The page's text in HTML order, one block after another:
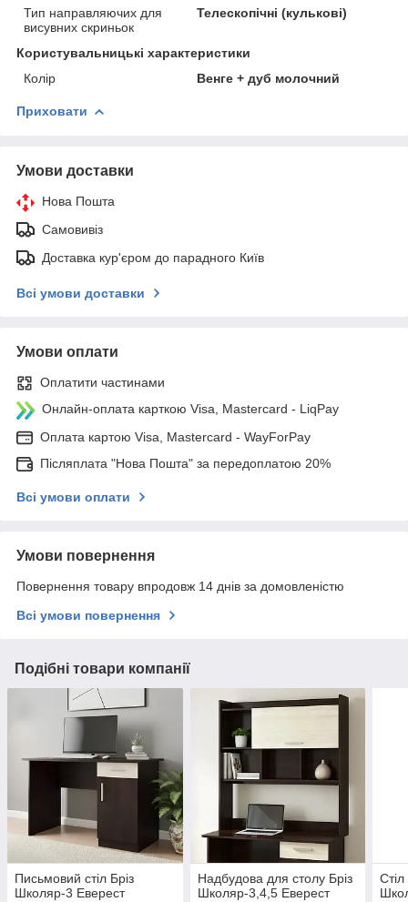
Тип направляючих для
висувних скриньок
Телескопічні (кулькові)
Користувальницькі характеристики
Колір
Венге + дуб молочний
Приховати
Умови доставки
Нова Пошта
Самовивіз
Доставка кур'єром до парадного Київ
Всі умови доставки
Умови оплати
Оплатити частинами
Онлайн-оплата карткою Visa, Mastercard - LiqPay
Оплата картою Visa, Mastercard - WayForPay
Післяплата "Нова Пошта" за передоплатою 20%
Всі умови оплати
Умови повернення
Повернення товару впродовж 14 днів за домовленістю
Всі умови повернення
Подібні товари компанії
Письмовий стіл Бріз
Школяр-3 Еверест
Надбудова для столу Бріз
Школяр-3,4,5 Еверест